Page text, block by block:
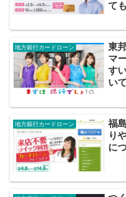
て
地方銀行カードローン
東
マ
す
い
地方銀行カードローン
福
り
に